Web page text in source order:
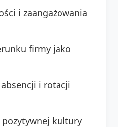
i zaangażowania
firmy jako
i rotacji
pozytywnej kultury